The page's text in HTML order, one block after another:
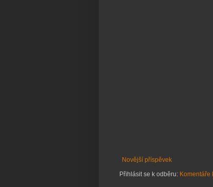
Novější příspěvek
Přihlásit se k odběru: Komentáře